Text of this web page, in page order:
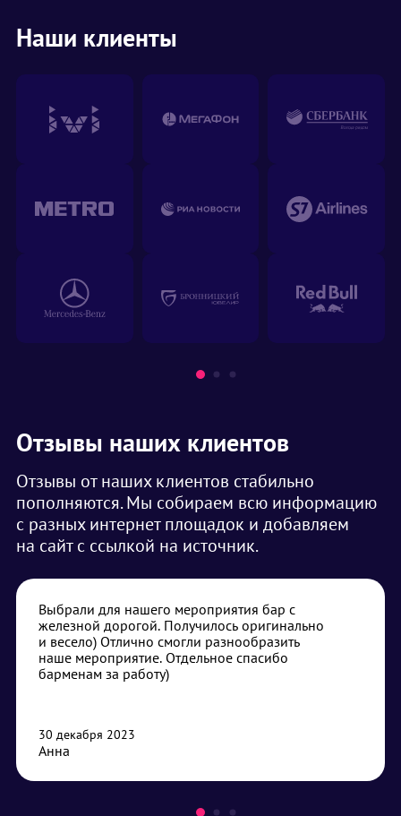
Наши клиенты
Отзывы наших клиентов
Отзывы от наших клиентов стабильно
пополняются. Мы собираем всю информацию
с разных интернет площадок и добавляем
на сайт с ссылкой на источник.
Выбрали для нашего мероприятия бар с
железной дорогой. Получилось оригинально
и весело) Отлично смогли разнообразить
наше мероприятие. Отдельное спасибо
барменам за работу)
30 декабря 2023
Анна